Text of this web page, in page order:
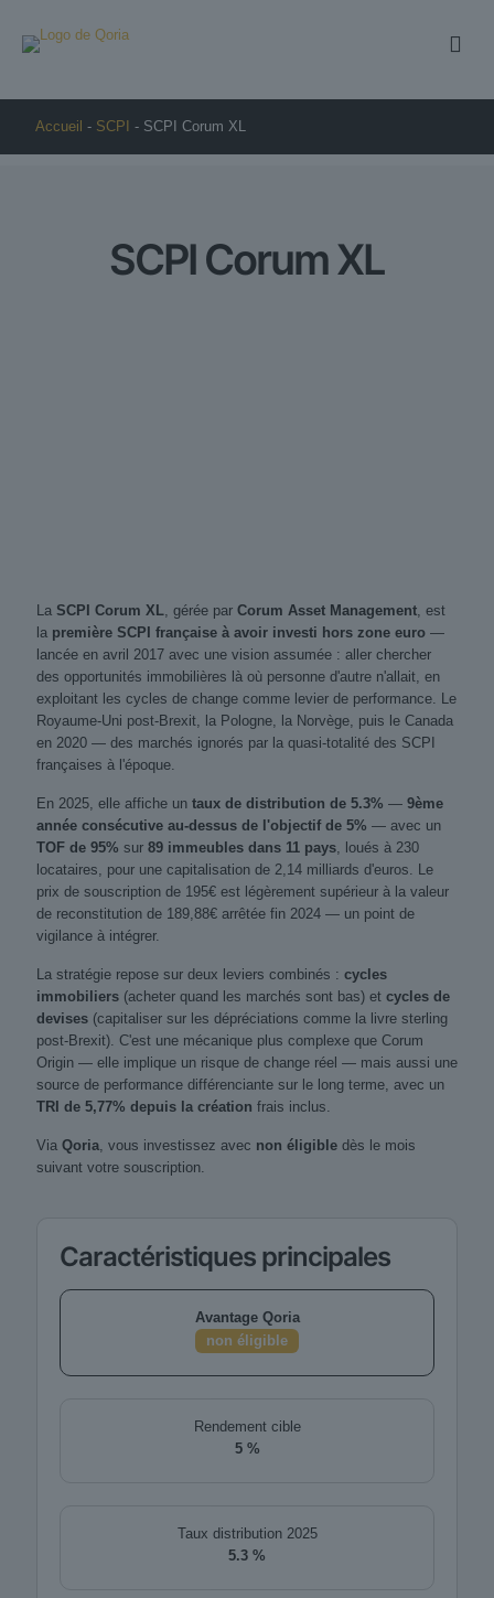
Accueil - SCPI - SCPI Corum XL
SCPI Corum XL
La SCPI Corum XL, gérée par Corum Asset Management, est
la première SCPI française à avoir investi hors zone euro —
lancée en avril 2017 avec une vision assumée : aller chercher
des opportunités immobilières là où personne d'autre n'allait, en
exploitant les cycles de change comme levier de performance. Le
Royaume-Uni post-Brexit, la Pologne, la Norvège, puis le Canada
en 2020 — des marchés ignorés par la quasi-totalité des SCPI
françaises à l'époque.
En 2025, elle affiche un taux de distribution de 5.3% — 9ème
année consécutive au-dessus de l'objectif de 5% — avec un
TOF de 95% sur 89 immeubles dans 11 pays, loués à 230
locataires, pour une capitalisation de 2,14 milliards d'euros. Le
prix de souscription de 195€ est légèrement supérieur à la valeur
de reconstitution de 189,88€ arrêtée fin 2024 — un point de
vigilance à intégrer.
La stratégie repose sur deux leviers combinés : cycles
immobiliers (acheter quand les marchés sont bas) et cycles de
devises (capitaliser sur les dépréciations comme la livre sterling
post-Brexit). C'est une mécanique plus complexe que Corum
Origin — elle implique un risque de change réel — mais aussi une
source de performance différenciante sur le long terme, avec un
TRI de 5,77% depuis la création frais inclus.
Via Qoria, vous investissez avec non éligible dès le mois
suivant votre souscription.
Caractéristiques principales
Avantage Qoria
non éligible
Rendement cible
5 %
Taux distribution 2025
5.3 %